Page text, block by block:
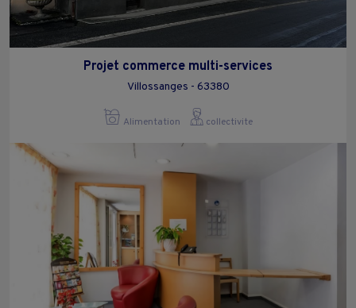
Projet commerce multi-services
Villossanges - 63380
Alimentation collectivite